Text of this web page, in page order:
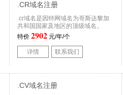
.CR域名注册
.cr域名是因特网域名为哥斯达黎加
共和国国家及地区的顶级域名。
特价 2902 元/年/个
详情 联系我们
.CV域名注册